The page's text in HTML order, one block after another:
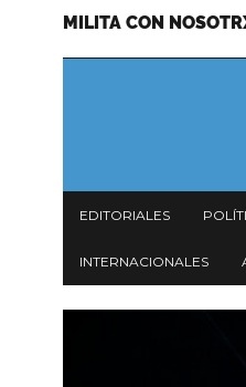
Menu
MILITA CON
principal
EDITORIALES
INTERNACIONALES